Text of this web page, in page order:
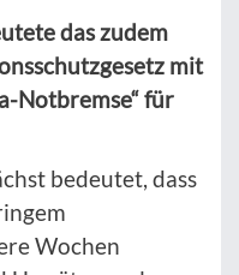
das zudem
mit
Notbremse“ für
bedeutet, dass
Wochen